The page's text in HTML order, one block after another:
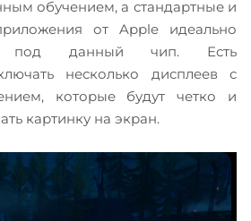
обучением, а стандартные и
от Apple идеально
под данный чип. Есть
несколько дисплеев с
которые будут четко и
картинку на экран.